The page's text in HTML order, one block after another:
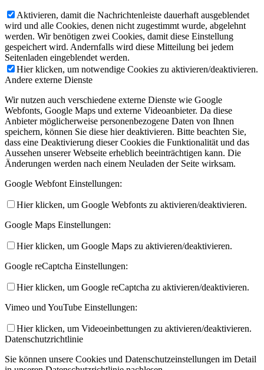
Aktivieren, damit die Nachrichtenleiste dauerhaft ausgeblendet
wird und alle Cookies, denen nicht zugestimmt wurde, abgelehnt
werden. Wir benötigen zwei Cookies, damit diese Einstellung
gespeichert wird. Andernfalls wird diese Mitteilung bei jedem
Seitenladen eingeblendet werden.
Hier klicken, um notwendige Cookies zu aktivieren/deaktivieren.
Andere externe Dienste
Wir nutzen auch verschiedene externe Dienste wie Google
Webfonts, Google Maps und externe Videoanbieter. Da diese
Anbieter möglicherweise personenbezogene Daten von Ihnen
speichern, können Sie diese hier deaktivieren. Bitte beachten Sie,
dass eine Deaktivierung dieser Cookies die Funktionalität und das
Aussehen unserer Webseite erheblich beeinträchtigen kann. Die
Änderungen werden nach einem Neuladen der Seite wirksam.
Google Webfont Einstellungen:
Hier klicken, um Google Webfonts zu aktivieren/deaktivieren.
Google Maps Einstellungen:
Hier klicken, um Google Maps zu aktivieren/deaktivieren.
Google reCaptcha Einstellungen:
Hier klicken, um Google reCaptcha zu aktivieren/deaktivieren.
Vimeo und YouTube Einstellungen:
Hier klicken, um Videoeinbettungen zu aktivieren/deaktivieren.
Datenschutzrichtlinie
Sie können unsere Cookies und Datenschutzeinstellungen im Detail